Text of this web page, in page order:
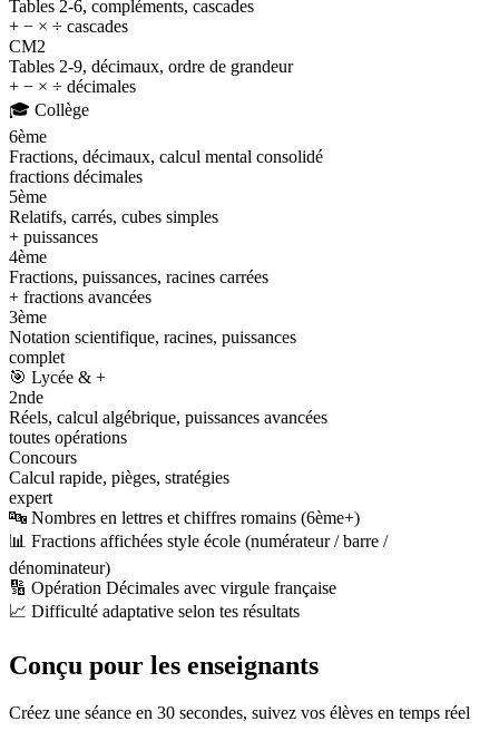
Tables 2-6, compléments, cascades
+ − × ÷ cascades
CM2
Tables 2-9, décimaux, ordre de grandeur
+ − × ÷ décimales
🎓 Collège
6ème
Fractions, décimaux, calcul mental consolidé
fractions décimales
5ème
Relatifs, carrés, cubes simples
+ puissances
4ème
Fractions, puissances, racines carrées
+ fractions avancées
3ème
Notation scientifique, racines, puissances
complet
🎯 Lycée & +
2nde
Réels, calcul algébrique, puissances avancées
toutes opérations
Concours
Calcul rapide, pièges, stratégies
expert
🔤 Nombres en lettres et chiffres romains (6ème+)
📊 Fractions affichées style école (numérateur / barre /
dénominateur)
🔢 Opération Décimales avec virgule française
📈 Difficulté adaptative selon tes résultats
Conçu pour les enseignants
Créez une séance en 30 secondes, suivez vos élèves en temps réel